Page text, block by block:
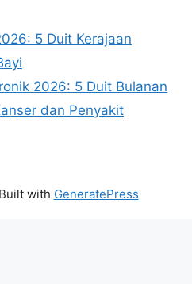
5 Duit Kerajaan
2026: 5 Duit Bulanan
dan Penyakit
with GeneratePress